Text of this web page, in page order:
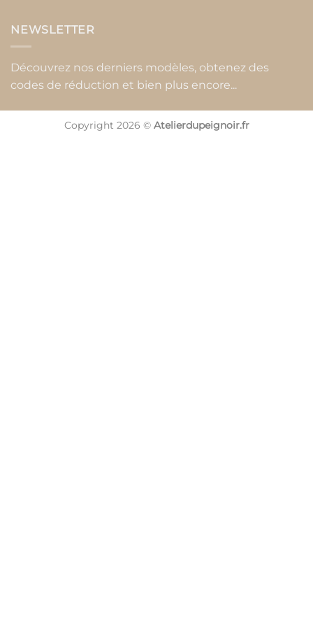
NEWSLETTER
Découvrez nos derniers modèles, obtenez des
codes de réduction et bien plus encore...
Copyright 2026 © Atelierdupeignoir.fr